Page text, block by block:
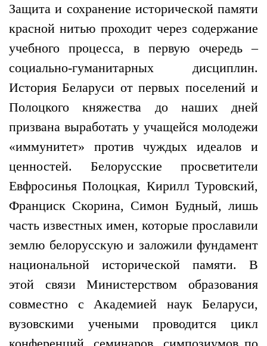
Защита и сохранение исторической памяти
красной нитью проходит через содержание
учебного процесса, в первую очередь –
социально-гуманитарных дисциплин.
История Беларуси от первых поселений и
Полоцкого княжества до наших дней
призвана выработать у учащейся молодежи
«иммунитет» против чуждых идеалов и
ценностей. Белорусские просветители
Евфросинья Полоцкая, Кирилл Туровский,
Франциск Скорина, Симон Будный, лишь
часть известных имен, которые прославили
землю белорусскую и заложили фундамент
национальной исторической памяти. В
этой связи Министерством образования
совместно с Академией наук Беларуси,
вузовскими учеными проводится цикл